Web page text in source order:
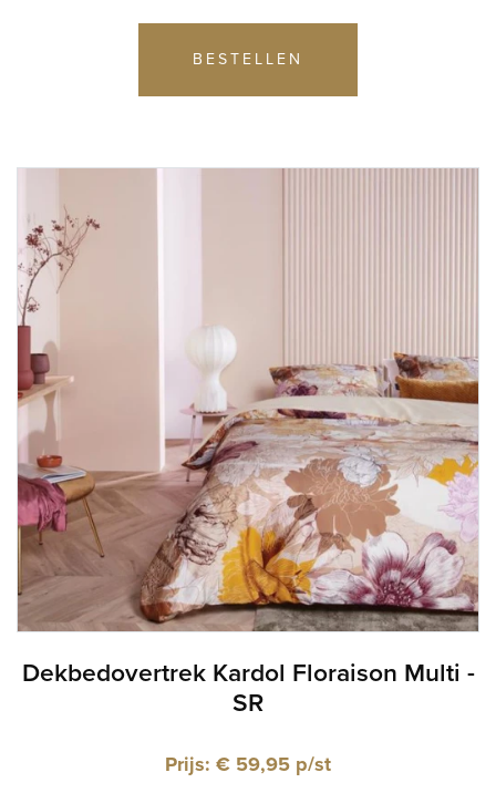
BESTELLEN
Dekbedovertrek Kardol Floraison Multi -
SR
Prijs: € 59,95 p/st